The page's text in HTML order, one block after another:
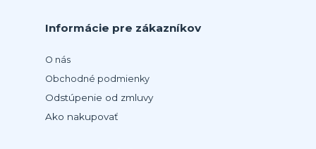
Informácie pre zákazníkov
O nás
Obchodné podmienky
Odstúpenie od zmluvy
Ako nakupovať